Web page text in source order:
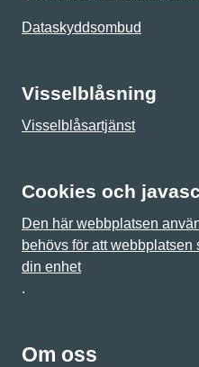
Dataskyddsombud
Visselblåsning
Visselblåsartjänst
Cookies och
Den här webbplatsen
behövs för att webbplatsen
din enhet
.
Om oss